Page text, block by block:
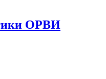
ОРВИ